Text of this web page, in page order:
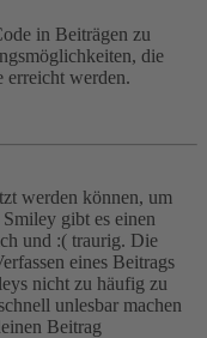
in Beiträgen zu
die
werden.
werden können, um
gibt es einen
und :( traurig. Die
eines Beitrags
nicht zu häufig zu
unlesbar machen
Beitrag